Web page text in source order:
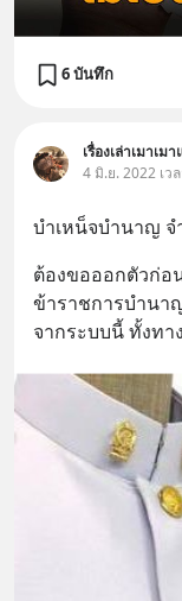
6 บันทึก
เรื่องเล่าเมาเม
4 มิ.ย. 2022 เว
บำเหน็จบำนาญ จ
ต้องขอออกตัวก่อ
ข้าราชการบำนา
จากระบบนี้ ทั้งทา